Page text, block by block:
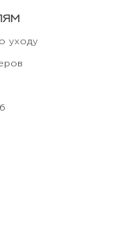
уходу